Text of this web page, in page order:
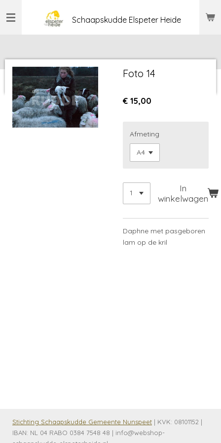
direct
Schaapskudde Elspeter Heide
Foto 14
€ 15,00
Afmeting
In
winkelwagen
Daphne met pasgeboren
lam op de kril
Stichting Schaapskudde Gemeente Nunspeet | KVK: 08101152 |
IBAN: NL 04 RABO 0384 7548 48 | info@webshop-